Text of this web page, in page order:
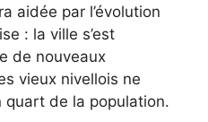
aidée par l’évolution
: la ville s’est
de nouveaux
vieux nivellois ne
quart de la population.